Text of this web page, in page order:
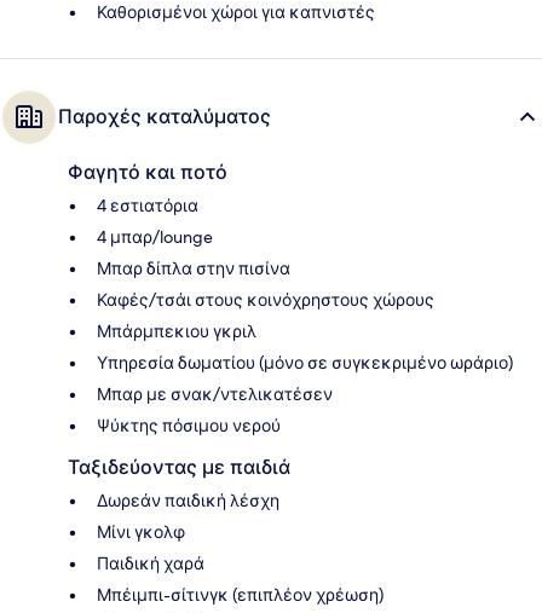
Καθορισμένοι χώροι για καπνιστές
Παροχές καταλύματος
Φαγητό και ποτό
4 εστιατόρια
4 μπαρ/lounge
Μπαρ δίπλα στην πισίνα
Καφές/τσάι στους κοινόχρηστους χώρους
Μπάρμπεκιου γκριλ
Υπηρεσία δωματίου (μόνο σε συγκεκριμένο ωράριο)
Μπαρ με σνακ/ντελικατέσεν
Ψύκτης πόσιμου νερού
Ταξιδεύοντας με παιδιά
Δωρεάν παιδική λέσχη
Μίνι γκολφ
Παιδική χαρά
Μπέιμπι-σίτινγκ (επιπλέον χρέωση)